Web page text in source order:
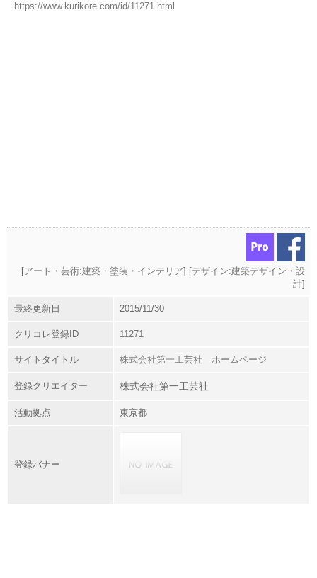
https://www.kurikore.com/id/11271.html
[アート・芸術:建築・塗装・インテリア] [デザイン:建築デザイン・設
計]
最終更新日 2015/11/30
クリコレ登録ID 11271
サイトタイトル 株式会社第一工芸社 ホームページ
登録クリエイター 株式会社第一工芸社
活動拠点 東京都
登録バナー